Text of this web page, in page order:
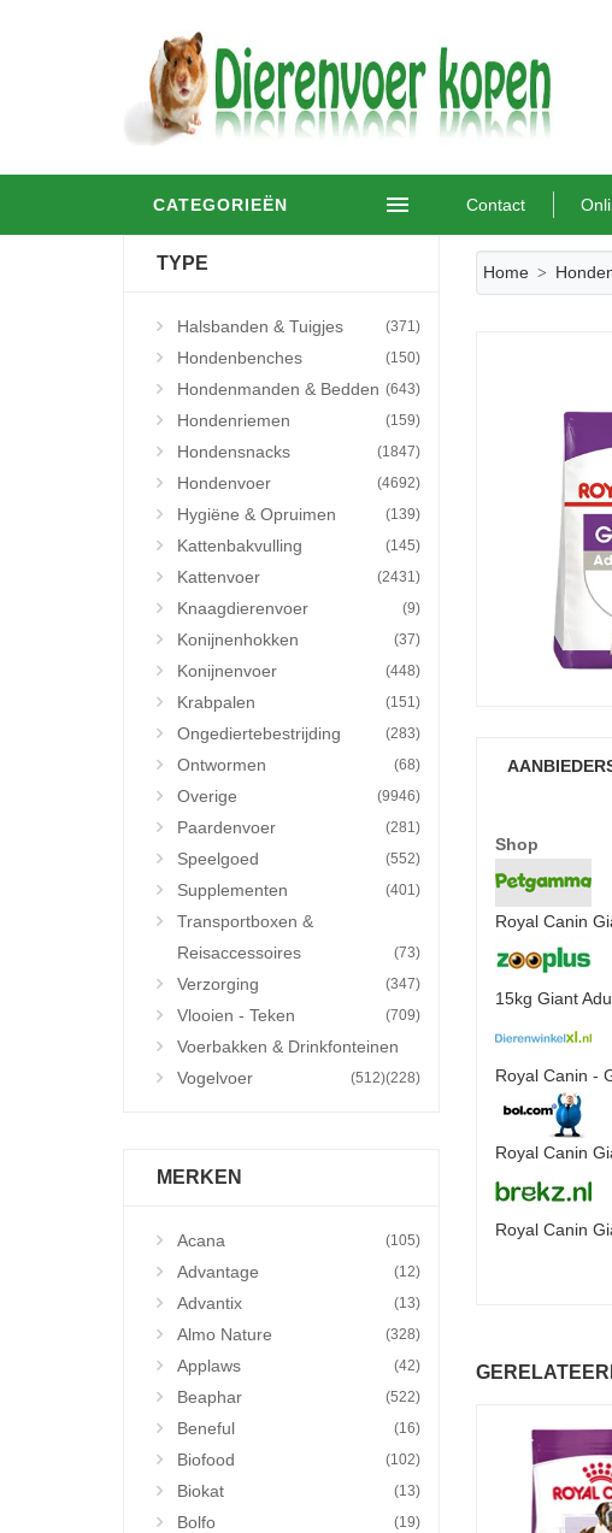
CATEGORIEËN Contact
TYPE
Halsbanden & Tuigjes (371)
Hondenbenches (150)
Hondenmanden & Bedden (643)
Hondenriemen (159)
Hondensnacks (1847)
Hondenvoer (4692)
Hygiëne & Opruimen (139)
Kattenbakvulling (145)
Kattenvoer (2431)
Knaagdierenvoer (9)
Konijnenhokken (37)
Konijnenvoer (448)
Krabpalen (151)
Ongediertebestrijding (283)
Ontwormen (68)
Overige (9946)
Paardenvoer (281)
Speelgoed (552)
Supplementen (401)
Transportboxen &
Reisaccessoires
(73)
Verzorging (347)
Vlooien - Teken (709)
Voerbakken & Drinkfonteinen
(228)
Vogelvoer (512)
MERKEN
Acana (105)
Advantage (12)
Advantix (13)
Almo Nature (328)
Applaws (42)
Beaphar (522)
Beneful (16)
Biofood (102)
Biokat (13)
Bolfo (19)
Home
Shop
Royal Canin
15kg Giant
Royal Canin -
Royal Canin
Royal Canin